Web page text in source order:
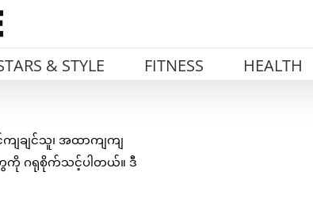
& STYLE FITNESS HEALTH
ျချင်သူ၊ အထာကျကျ
ကို ဂရုစိုက်သင့်ပါတယ်။ ဒီ